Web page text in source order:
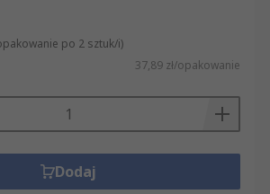
po 2 sztuk/i)
37,89 zł/opakowanie
Dodaj